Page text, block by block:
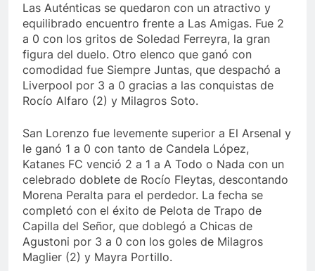
Las Auténticas se quedaron con un atractivo y
equilibrado encuentro frente a Las Amigas. Fue 2
a 0 con los gritos de Soledad Ferreyra, la gran
figura del duelo. Otro elenco que ganó con
comodidad fue Siempre Juntas, que despachó a
Liverpool por 3 a 0 gracias a las conquistas de
Rocío Alfaro (2) y Milagros Soto.
San Lorenzo fue levemente superior a El Arsenal y
le ganó 1 a 0 con tanto de Candela López,
Katanes FC venció 2 a 1 a A Todo o Nada con un
celebrado doblete de Rocío Fleytas, descontando
Morena Peralta para el perdedor. La fecha se
completó con el éxito de Pelota de Trapo de
Capilla del Señor, que doblegó a Chicas de
Agustoni por 3 a 0 con los goles de Milagros
Maglier (2) y Mayra Portillo.